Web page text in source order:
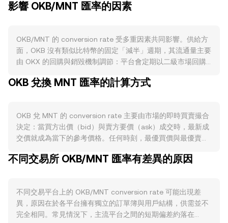
影響 OKB/MNT 匯率的因素
OKB/MNT 的 conversion rate 受多重因素共同影響。供給方
面，OKB 沒有類似比特幣的固定「減半」週期，其流通量主要
由 OKX 的回購與銷毀機制調節：平台會定期以二級市場回購
與 VIP 權益需求可能使部分持有者長期持有或在平台內部鎖
作商戶場景與社群使用增加，都可能提升對 OKB 的實際使用
與持有需求。此外，若 OKX 推出與 OKB 綁定的限時活動或積
分權益調整，也會在短期內放大買入或賣出意願。宏觀層面
好轉強時往往帶動買盤；同時，作為報價資產的 MNT（蒙古
名義報價。監管事件亦具影響力：對交易所平台幣的審視、合
規披露、跨境交易政策與地區性限制，都可能改變投資人對
OKB 的風險評估與持有行為。技術層面上，若 OKB 在永續合
OKB 兌換 MNT 匯率的計算方式
OKB 兌 MNT 的 conversion rate 主要由市場的即時買賣撮合
決定：當買方出價（bid）與賣方要價（ask）成交時，最新成
交價就成為當下的參考價格。任何時刻，最優買價與最優賣價
間價（mid-price），常用作觀測基準。若參考多個交易場
市場對整體價格貢獻更大。對於單純的換算關係，可用簡單算
式表示：以 OKB 定價的 MNT 價值為 MNT Value = OKB
Amount × rate；若已知 MNT 金額並欲換算成 OKB，則 OKB
不同交易所 OKB/MNT 匯率有差異的原因
不同交易平台上的 OKB/MNT conversion rate 可能出現差
異，原因在於各平台擁有獨立的訂單簿與用戶結構，供需並不
完全相同。常見情況下，主流平台之間的短期偏差約落在